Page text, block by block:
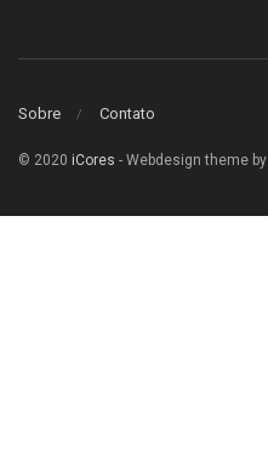
Sobre Contato
© 2020 iCores - Webdesign theme by